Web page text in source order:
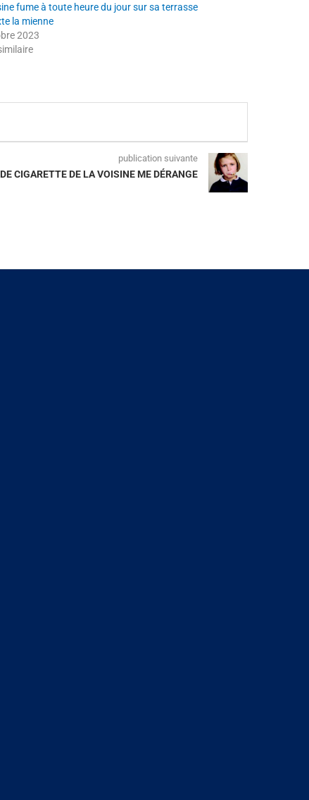
fume à toute heure du jour sur sa terrasse
la mienne
2023
publication suivante
CIGARETTE DE LA VOISINE ME DÉRANGE